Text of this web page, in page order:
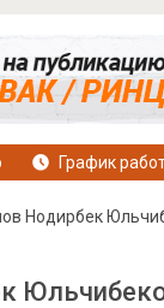
График
Нодирбек